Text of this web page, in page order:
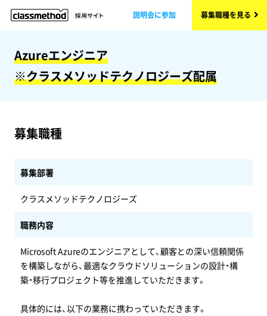
説明会に参加 募集職種を見る
Azureエンジニア
※クラスメソッドテクノロジーズ配属
募集職種
募集部署
クラスメソッドテクノロジーズ
職務内容
Microsoft Azureのエンジニアとして、顧客との深い信頼関係
を構築しながら、最適なクラウドソリューションの設計・構
築・移行プロジェクト等を推進していただきます。
具体的には、以下の業務に携わっていただきます。